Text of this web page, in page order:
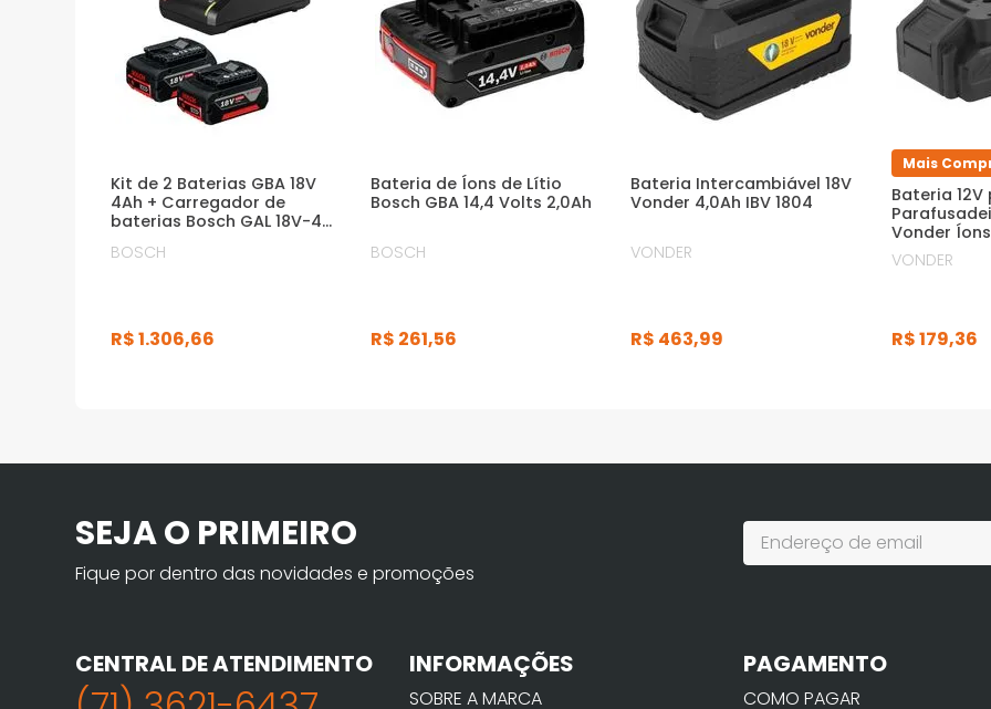
Kit de 2 Baterias GBA 18V
4Ah + Carregador de
baterias Bosch GAL 18V-40
BOSCH
R$1.306,66
Bateria de Íons de Lítio
Bosch GBA 14,4 Volts 2,0Ah
BOSCH
R$ 261,56
Bateria Intercambiável 18V
Vonder 4,0Ah IBV 1804
VONDER
R$ 463,99
Mais
Bateria 12V
Vonder
VONDER
R$179,36
SEJA O PRIMEIRO
Fique por dentro das novidades e promoções
CENTRAL DE ATENDIMENTO INFORMAÇÕES
SOBRE A MARCA
PAGAMENTO
COMO PAGAR